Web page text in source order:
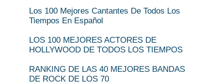
Los 100 Mejores Cantantes De Todos Los
Tiempos En Español
LOS 100 MEJORES ACTORES DE
HOLLYWOOD DE TODOS LOS TIEMPOS
RANKING DE LAS 40 MEJORES BANDAS
DE ROCK DE LOS 70